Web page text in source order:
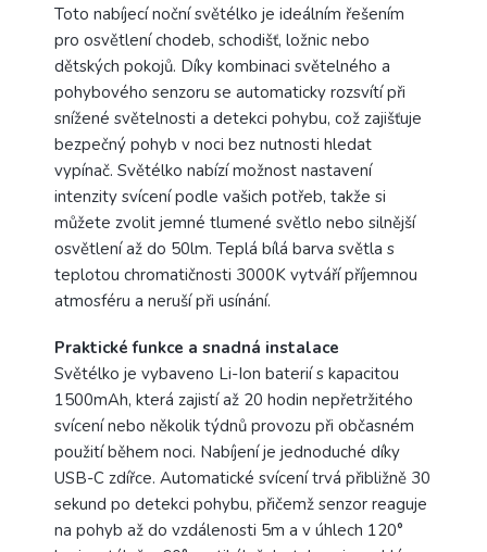
Toto nabíjecí noční světélko je ideálním řešením
pro osvětlení chodeb, schodišť, ložnic nebo
dětských pokojů. Díky kombinaci světelného a
pohybového senzoru se automaticky rozsvítí při
snížené světelnosti a detekci pohybu, což zajišťuje
bezpečný pohyb v noci bez nutnosti hledat
vypínač. Světélko nabízí možnost nastavení
intenzity svícení podle vašich potřeb, takže si
můžete zvolit jemné tlumené světlo nebo silnější
osvětlení až do 50lm. Teplá bílá barva světla s
teplotou chromatičnosti 3000K vytváří příjemnou
atmosféru a neruší při usínání.
Praktické funkce a snadná instalace
Světélko je vybaveno Li-Ion baterií s kapacitou
1500mAh, která zajistí až 20 hodin nepřetržitého
svícení nebo několik týdnů provozu při občasném
použití během noci. Nabíjení je jednoduché díky
USB-C zdířce. Automatické svícení trvá přibližně 30
sekund po detekci pohybu, přičemž senzor reaguje
na pohyb až do vzdálenosti 5m a v úhlech 120°